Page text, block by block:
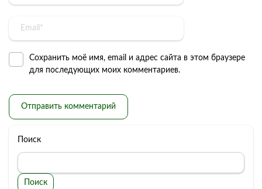
Сохранить моё имя, email и адрес сайта в этом браузере
для последующих моих комментариев.
Поиск
Поиск